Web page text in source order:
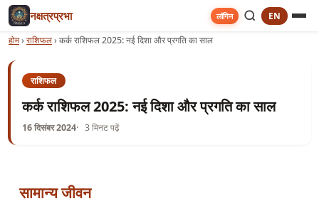
नक्षत्रप्रभा लॉगिन EN
होम›राशिफल›कर्क राशिफल 2025: नई दिशा और प्रगति का साल
राशिफल
कर्क राशिफल 2025: नई दिशा और प्रगति का साल
16 दिसंबर 2024 3 मिनट पढ़ें
सामान्य जीवन